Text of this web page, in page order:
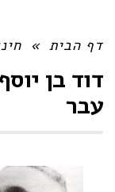
דף הבית »
דוד בן
עבר